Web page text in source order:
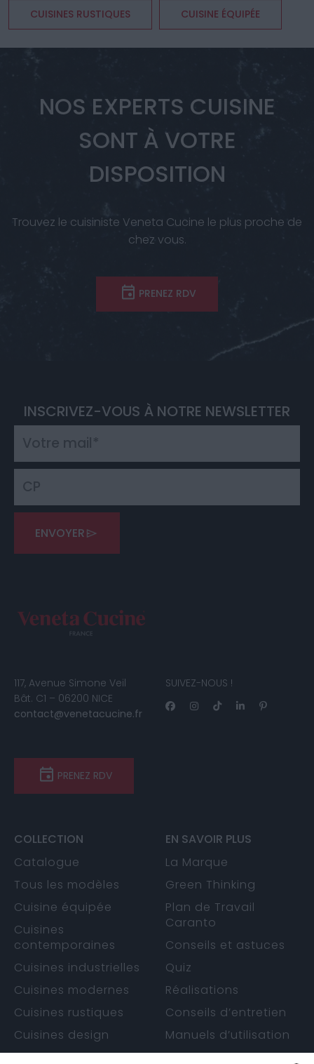
CUISINES RUSTIQUES CUISINE ÉQUIPÉE
NOS EXPERTS CUISINE
SONT À VOTRE
DISPOSITION
Trouvez le cuisiniste Veneta Cucine le plus proche de
chez vous.
PRENEZ RDV
INSCRIVEZ-VOUS À NOTRE NEWSLETTER
ENVOYER
117, Avenue Simone Veil
Bât. C1 – 06200 NICE
contact@venetacucine.fr
SUIVEZ-NOUS !
PRENEZ RDV
COLLECTION
Catalogue
Tous les modèles
Cuisine équipée
Cuisines
contemporaines
Cuisines industrielles
Cuisines modernes
Cuisines rustiques
Cuisines design
Cuisines sans
EN SAVOIR PLUS
La Marque
Green Thinking
Plan de Travail
Caranto
Conseils et astuces
Quiz
Réalisations
Conseils d’entretien
Manuels d’utilisation
Garantie